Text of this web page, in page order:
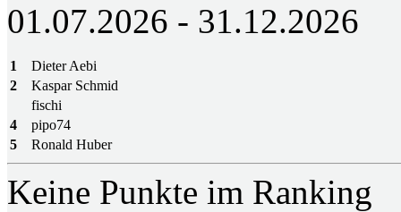
01.07.2026 - 31.12.2026
1
Dieter Aebi
2
Kaspar Schmid
fischi
4
pipo74
5
Ronald Huber
Keine Punkte im Ranking